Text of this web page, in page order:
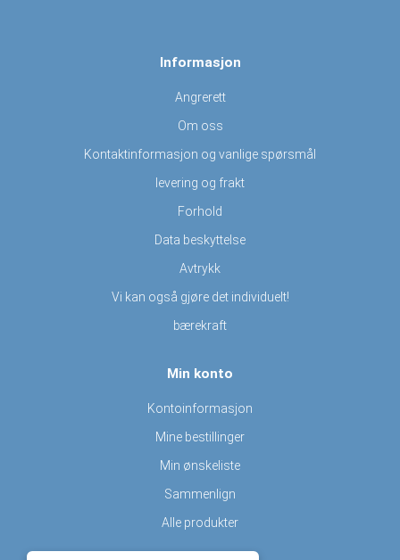
Informasjon
Angrerett
Om oss
Kontaktinformasjon og vanlige spørsmål
levering og frakt
Forhold
Data beskyttelse
Avtrykk
Vi kan også gjøre det individuelt!
bærekraft
Min konto
Kontoinformasjon
Mine bestillinger
Min ønskeliste
Sammenlign
Alle produkter